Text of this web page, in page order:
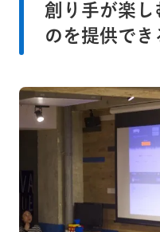
創り手が楽し
のを提供でき